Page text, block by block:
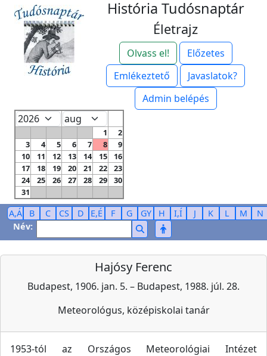
História Tudósnaptár
Életrajz
Olvass el!
Előzetes
Emlékeztető
Javaslatok?
Admin belépés
1
2
3
4 5 6 7 8
9
10
11 12 13 14 15
16
17
18 19 20 21 22
23
24
25 26 27 28 29
30
31
A,Á B C CS D E,É F G GY H I,Í J K L M
N
Név:
Hajósy Ferenc
Budapest, 1906. jan. 5. – Budapest, 1988. júl. 28.
Meteorológus, középiskolai tanár
1953-tól az Országos Meteorológiai Intézet